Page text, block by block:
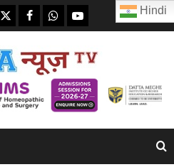
https://x.com
facebook.com
https:/whatsapp.com/
Youtube.com Hindi